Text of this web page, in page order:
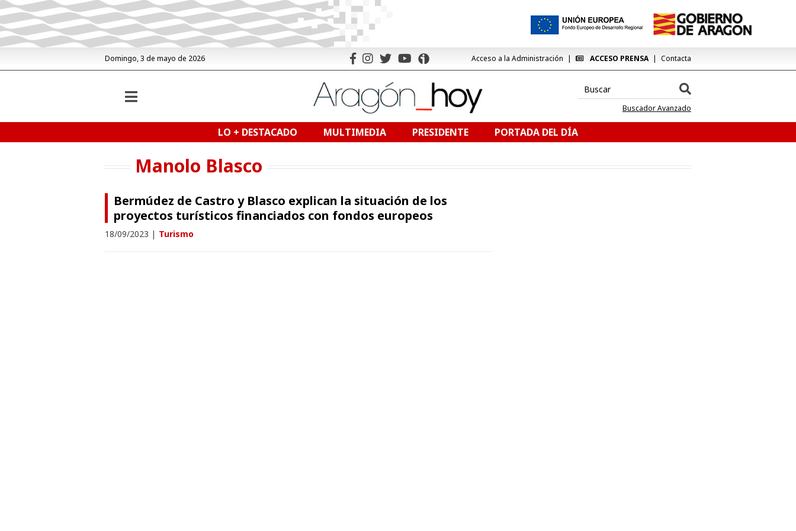
Domingo, 3 de mayo de 2026 Acceso a la Administración ACCESO PRENSA Contacta
Buscador Avanzado
LO + DESTACADO MULTIMEDIA PRESIDENTE PORTADA DEL DÍA
Manolo Blasco
Bermúdez de Castro y Blasco explican la situación de los
proyectos turísticos financiados con fondos europeos
18/09/2023 | Turismo